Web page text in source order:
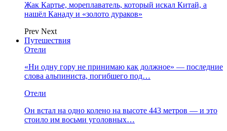
Жак Картье, мореплаватель, который искал Китай, а
нашёл Канаду и «золото дураков»
Prev Next
Путешествия
Отели
«Ни одну гору не принимаю как должное» — последние
слова альпиниста, погибшего под…
Отели
Он встал на одно колено на высоте 443 метров — и это
стоило им восьми уголовных…